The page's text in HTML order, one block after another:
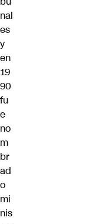
nal
es
y
en
19
90
fu
e
no
m
br
ad
o
mi
nis